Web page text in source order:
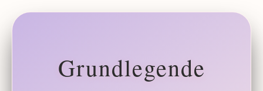
Grundlegende